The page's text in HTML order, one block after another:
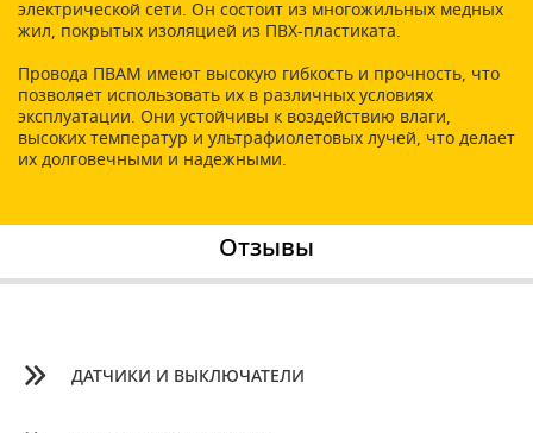
электрической сети. Он состоит из многожильных медных
жил, покрытых изоляцией из ПВХ-пластиката.
Провода ПВАМ имеют высокую гибкость и прочность, что
позволяет использовать их в различных условиях
эксплуатации. Они устойчивы к воздействию влаги,
высоких температур и ультрафиолетовых лучей, что делает
их долговечными и надежными.
Отзывы
ДАТЧИКИ И ВЫКЛЮЧАТЕЛИ